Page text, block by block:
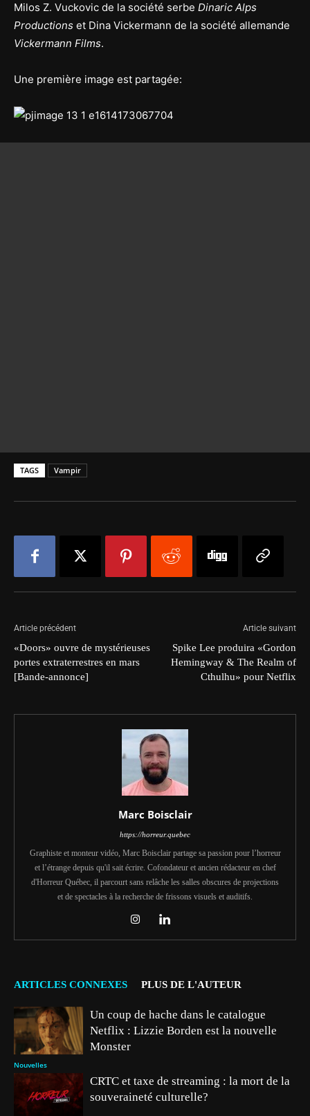
Milos Z. Vuckovic de la société serbe Dinaric Alps
Productions et Dina Vickermann de la société allemande
Vickermann Films.
Une première image est partagée:
TAGS Vampir
Article précédent
«Doors» ouvre de mystérieuses
portes extraterrestres en mars
[Bande-annonce]
Article suivant
Spike Lee produira «Gordon
Hemingway & The Realm of
Cthulhu» pour Netflix
Marc Boisclair
https://horreur.quebec
Graphiste et monteur vidéo, Marc Boisclair partage sa passion pour l’horreur
et l’étrange depuis qu'il sait écrire. Cofondateur et ancien rédacteur en chef
d'Horreur Québec, il parcourt sans relâche les salles obscures de projections
et de spectacles à la recherche de frissons visuels et auditifs.
ARTICLES CONNEXES PLUS DE L'AUTEUR
Nouvelles
Un coup de hache dans le catalogue
Netflix : Lizzie Borden est la nouvelle
Monster
CRTC et taxe de streaming : la mort de la
souveraineté culturelle?